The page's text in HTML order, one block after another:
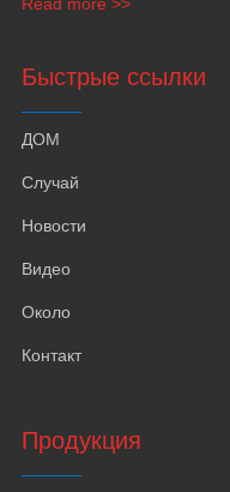
Быстрые ссылки
ДОМ
Случай
Новости
Видео
Около
Контакт
Продукция